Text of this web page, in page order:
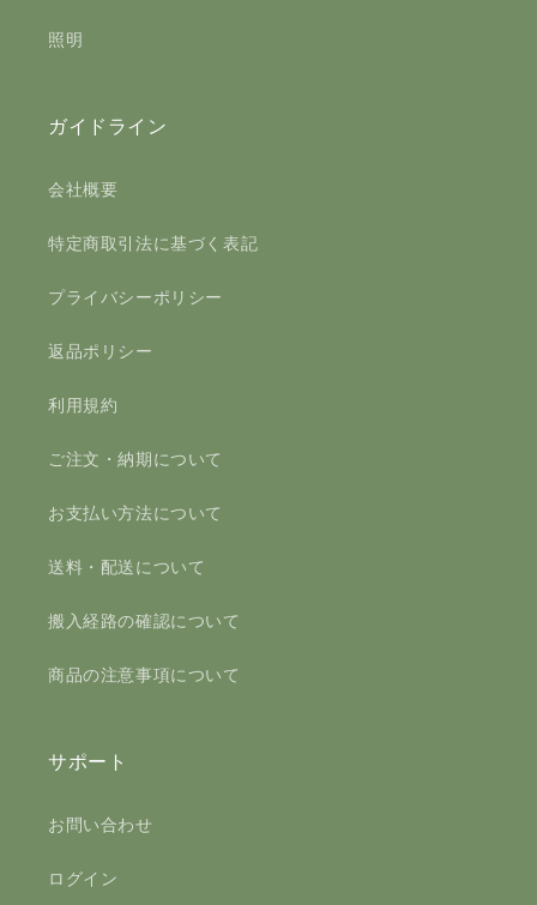
照明
ガイドライン
会社概要
特定商取引法に基づく表記
プライバシーポリシー
返品ポリシー
利用規約
ご注文・納期について
お支払い方法について
送料・配送について
搬入経路の確認について
商品の注意事項について
サポート
お問い合わせ
ログイン